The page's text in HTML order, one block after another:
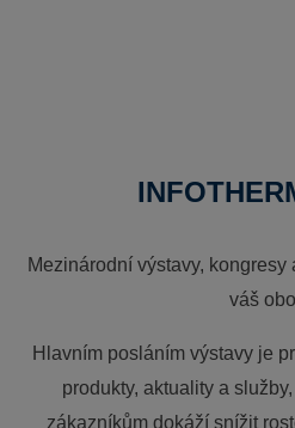
Mezinárodní výstavy,
váš
Hlavním posláním výstavy je
produkty, aktuality a
zákazníkům dokáží snížit